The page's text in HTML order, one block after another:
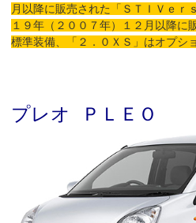
月以降に販売された「ＳＴＩＶｅｒ
１９年（２００７年）１２月以降に
標準装備、「２．０ＸＳ」はオプシ
プレオ ＰＬＥＯ